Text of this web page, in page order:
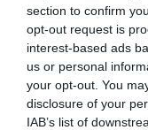
section to confirm
opt-out request is
interest-based ads
us or personal
your opt-out. You
disclosure of your
IAB’s list of
Marcelo Gullo:
historia, de
desmontar la
cristiano"